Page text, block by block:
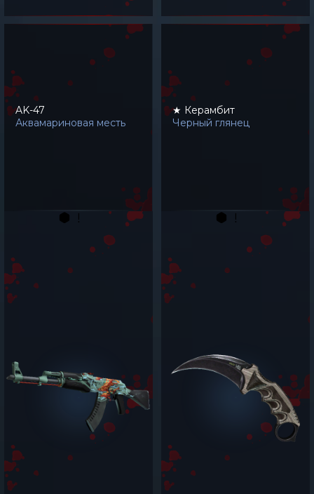
AK-47
Аквамариновая месть
★ Керамбит
Черный глянец